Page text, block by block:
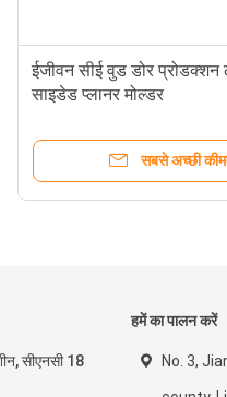
ईजीवन सीई वुड डोर प्रोडक्शन
साइडेड प्लानर मोल्डर
सबसे अच्छी
सीएनसी 18
हमें का पालन करें
No. 3,